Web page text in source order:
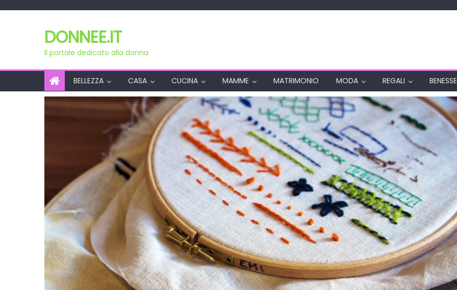
DONNEE.IT
Il portale dedicato alla donna
BELLEZZA CASA CUCINA MAMME MATRIMONIO MODA REGALI